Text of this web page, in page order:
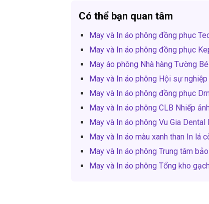
Có thể bạn quan tâm
May và In áo phông đồng phục
May và In áo phông đồng phục
May áo phông Nhà hàng Tường
May và In áo phông Hội sự
May và In áo phông đồng phục
May và In áo phông CLB Nhiếp
May và In áo phông Vu Gia Dental
May và In áo màu xanh than In lá
May và In áo phông Trung tâm
May và In áo phông Tổng kho